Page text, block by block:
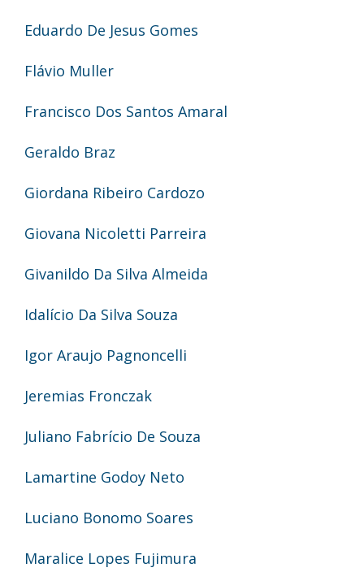
Eduardo De Jesus Gomes
Flávio Muller
Francisco Dos Santos Amaral
Geraldo Braz
Giordana Ribeiro Cardozo
Giovana Nicoletti Parreira
Givanildo Da Silva Almeida
Idalício Da Silva Souza
Igor Araujo Pagnoncelli
Jeremias Fronczak
Juliano Fabrício De Souza
Lamartine Godoy Neto
Luciano Bonomo Soares
Maralice Lopes Fujimura